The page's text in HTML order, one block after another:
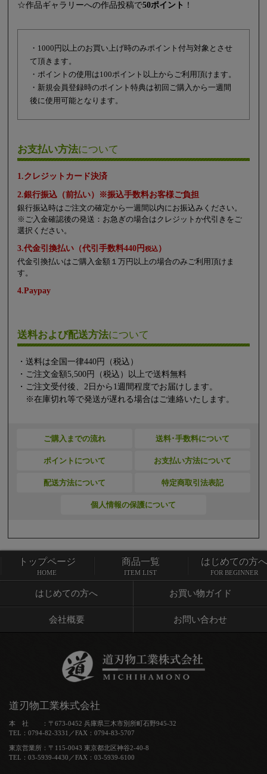
☆作品ギャラリーへの作品投稿で50ポイント ！
・1000円以上のお買い上げ時のみポイント付与対象とさせ
て頂きます。
・ポイントの使用は100ポイント以上からご利用頂けます。
・新規会員登録時のポイント特典は初回ご購入から一週間
後に使用可能となります。
お支払い方法について
1.クレジットカード決済
2.銀行振込（前払い）※振込手数料お客様ご負担
銀行振込時はご注文の確定から一週間以内にお振込みください。
※ご入金確認後の発送：お急ぎの場合はクレジットか代引きをご
選択ください。
3.代金引換払い（代引手数料440円税込）
代金引換払いはご購入金額１万円以上の場合のみご利用頂けま
す。
4.Paypay
送料および配送方法について
・送料は全国一律440円（税込）
・ご注文金額5,500円（税込）以上で送料無料
・ご注文受付後、2日から1週間程度でお届けします。
※在庫切れ等で発送が遅れる場合はご連絡いたします。
ご購入までの流れ 送料･手数料について
ポイントについて お支払い方法について
配送方法について 特定商取引法表記
個人情報の保護について
トップページ 商品一覧
はじめての方へ お買い物ガイド
会社概要 お問い合わせ
トップページ
HOME
商品一覧
ITEM LIST
はじめての方へ
FOR BEGINNER
道刃物工業株式会社
本 社 ：〒673-0452 兵庫県三木市別所町石野945-32
TEL：0794-82-3331／FAX：0794-83-5707
東京営業所：〒115-0043 東京都北区神谷2-40-8
TEL：03-5939-4430／FAX：03-5939-6100